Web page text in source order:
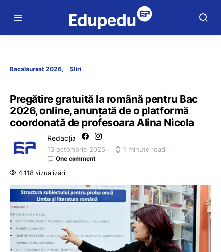
Bacalaureat 2026 Știri
Pregătire gratuită la română pentru Bac
2026, online, anunțată de o platformă
coordonată de profesoara Alina Nicola
Redacția
13 octombrie 2025 1 minute read
One comment
4.118 vizualizări